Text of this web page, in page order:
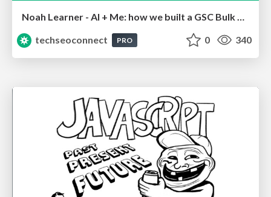
techseoconnect
PRO 0 340